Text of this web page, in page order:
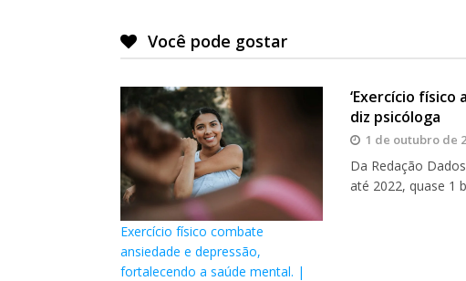
Você pode gostar
Exercício físico combate
ansiedade e depressão,
fortalecendo a saúde mental. |
‘Exercício físico
diz psicóloga
1 de outubro de
Da Redação
até 2022, quase 1